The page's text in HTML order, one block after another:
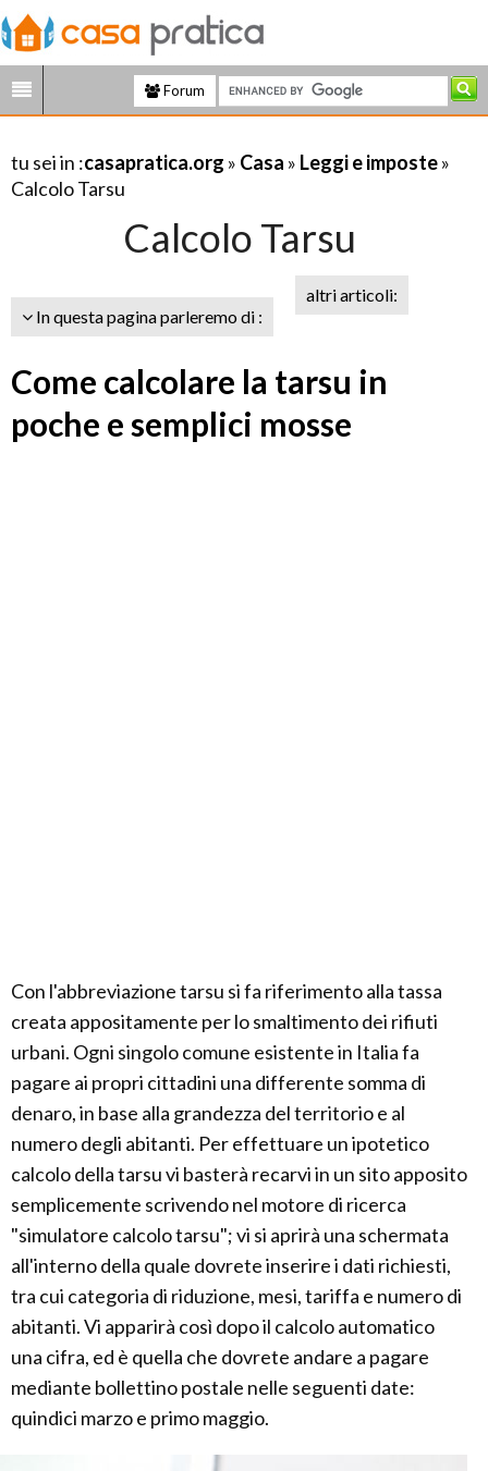
Forum
tu sei in :casapratica.org » Casa » Leggi e imposte»
Calcolo Tarsu
Calcolo Tarsu
In questa pagina parleremo di :
altri articoli:
Come calcolare la tarsu in
poche e semplici mosse
Con l'abbreviazione tarsu si fa riferimento alla tassa
creata appositamente per lo smaltimento dei rifiuti
urbani. Ogni singolo comune esistente in Italia fa
pagare ai propri cittadini una differente somma di
denaro, in base alla grandezza del territorio e al
numero degli abitanti. Per effettuare un ipotetico
calcolo della tarsu vi basterà recarvi in un sito apposito
semplicemente scrivendo nel motore di ricerca
"simulatore calcolo tarsu"; vi si aprirà una schermata
all'interno della quale dovrete inserire i dati richiesti,
tra cui categoria di riduzione, mesi, tariffa e numero di
abitanti. Vi apparirà così dopo il calcolo automatico
una cifra, ed è quella che dovrete andare a pagare
mediante bollettino postale nelle seguenti date:
quindici marzo e primo maggio.